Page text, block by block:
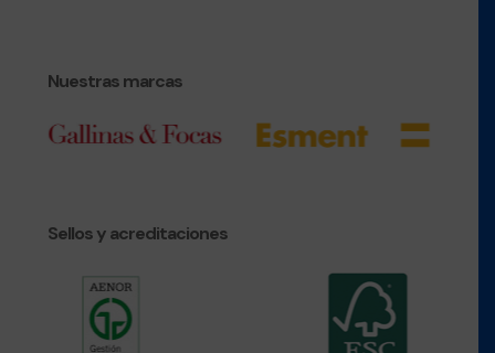
Nuestras marcas
Sellos y acreditaciones